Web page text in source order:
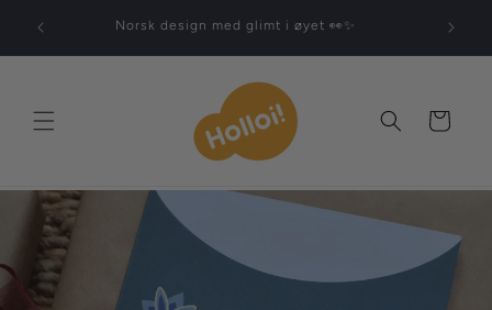
videre til
Norsk design med glimt i øyet 👀✨
Handlekurv